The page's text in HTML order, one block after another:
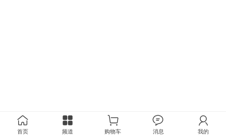
首页 频道 购物车 消息 我的